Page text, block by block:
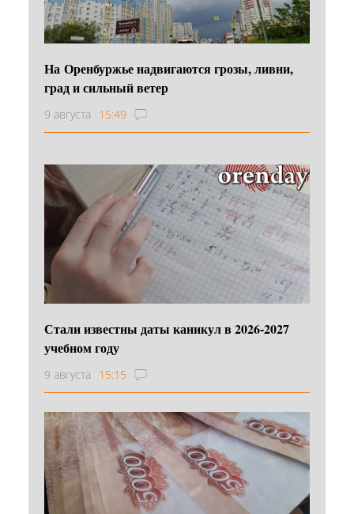
На Оренбуржье надвигаются грозы, ливни,
град и сильный ветер
9 августа 15:49
Стали известны даты каникул в 2026-2027
учебном году
9 августа 15:15